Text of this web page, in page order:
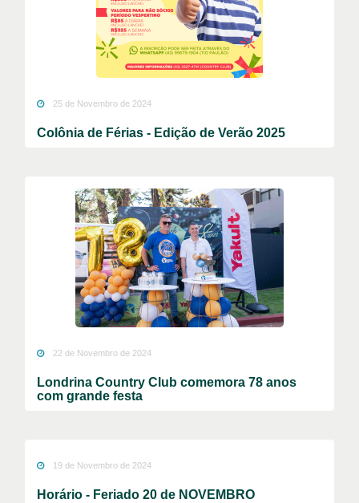
25 de Novembro de 2024
Colônia de Férias - Edição de Verão 2025
22 de Novembro de 2024
Londrina Country Club comemora 78 anos
com grande festa
19 de Novembro de 2024
Horário - Feriado 20 de NOVEMBRO